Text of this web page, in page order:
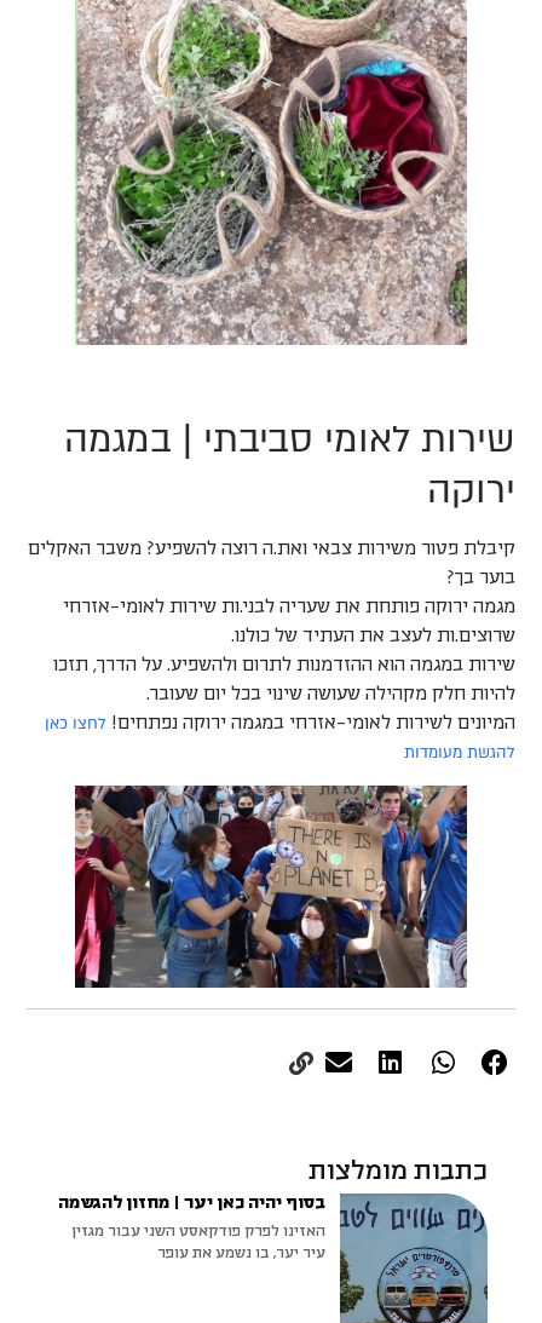
שירות לאומי סביבתי | במגמה
ירוקה
קיבלת פטור משירות צבאי ואת.ה רוצה להשפיע? משבר האקלים
בוער בך?
מגמה ירוקה פותחת את שעריה לבני.ות שירות לאומי-אזרחי
שרוצים.ות לעצב את העתיד של כולנו.
שירות במגמה הוא ההזדמנות לתרום ולהשפיע. על הדרך, תזכו
להיות חלק מקהילה שעושה שינוי בכל יום שעובר.
המיונים לשירות לאומי-אזרחי במגמה ירוקה נפתחים! לחצו כאן
להגשת מעומדות
כתבות מומלצות
בסוף יהיה כאן יער | מחזון להגשמה
האזינו לפרק פודקאסט השני עבור מגזין
עיר יער, בו נשמע את עופר